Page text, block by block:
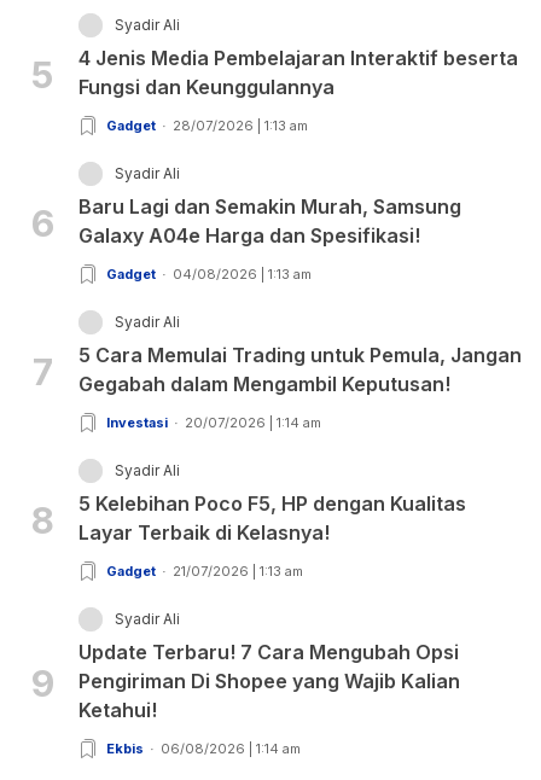
5
Syadir Ali
4 Jenis Media Pembelajaran Interaktif beserta
Fungsi dan Keunggulannya
Gadget 28/07/2026 | 1:13 am
6
Syadir Ali
Baru Lagi dan Semakin Murah, Samsung
Galaxy A04e Harga dan Spesifikasi!
Gadget 04/08/2026 | 1:13 am
7
Syadir Ali
5 Cara Memulai Trading untuk Pemula, Jangan
Gegabah dalam Mengambil Keputusan!
Investasi 20/07/2026 | 1:14 am
8
Syadir Ali
5 Kelebihan Poco F5, HP dengan Kualitas
Layar Terbaik di Kelasnya!
Gadget 21/07/2026 | 1:13 am
9
Syadir Ali
Update Terbaru! 7 Cara Mengubah Opsi
Pengiriman Di Shopee yang Wajib Kalian
Ketahui!
Ekbis 06/08/2026 | 1:14 am